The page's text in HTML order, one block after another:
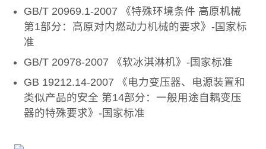
GB/T 20969.1-2007 《特殊环境条件 高原机械
第1部分：高原对内燃动力机械的要求》-国家标
准
GB/T 20978-2007 《软冰淇淋机》-国家标准
GB 19212.14-2007 《电力变压器、电源装置和
类似产品的安全 第14部分：一般用途自耦变压
器的特殊要求》-国家标准